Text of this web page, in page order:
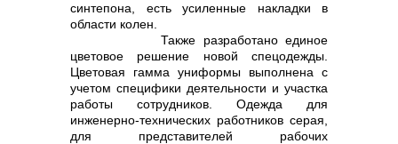
синтепона, есть усиленные накладки в
области колен.
Также разработано единое
цветовое решение новой спецодежды.
Цветовая гамма униформы выполнена с
учетом специфики деятельности и участка
работы сотрудников. Одежда для
инженерно-технических работников серая,
для представителей рабочих